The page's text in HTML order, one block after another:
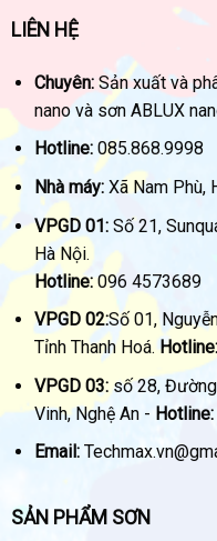
LIÊN HỆ
Chuyên:Sản xuất và
nano và sơn ABLUX
Hotline:085.868.9998
Nhà máy:Xã Nam Phù,
VPGD 01:Số 21,
Hà Nội.
Hotline:096 4573689
VPGD 02:Số 01,
Tỉnh Thanh Hoá.Hotline:
VPGD 03:số 28, Đường
Vinh, Nghệ An - Hotline:
Email:
SẢN PHẨM SƠN